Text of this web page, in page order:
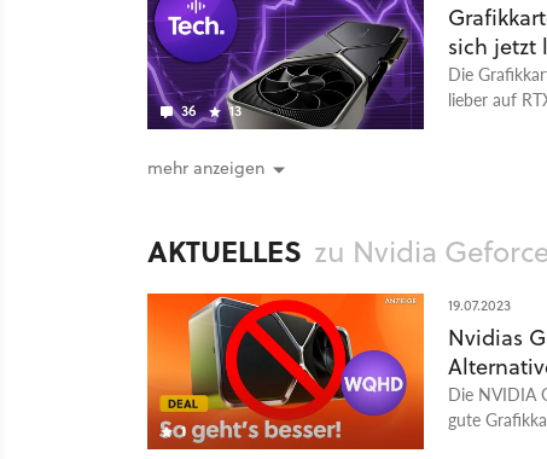
36 13
sich jetzt
Die
lieber auf
mehr anzeigen
AKTUELLES zu Nvidia
1
19.07.2023
Nvidias
Die NVIDIA
gute